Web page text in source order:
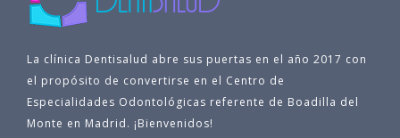
La clínica Dentisalud abre sus puertas en el año 2017 con
el propósito de convertirse en el Centro de
Especialidades Odontológicas referente de Boadilla del
Monte en Madrid. ¡Bienvenidos!